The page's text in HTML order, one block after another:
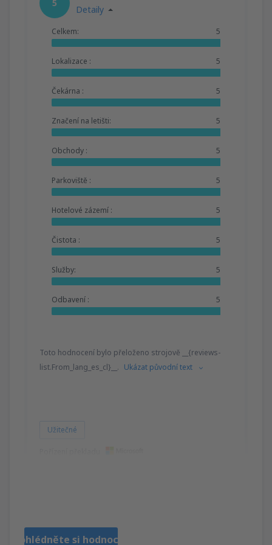
5
Detaily
Celkem: 5
Lokalizace : 5
Čekárna : 5
Značení na letišti: 5
Obchody : 5
Parkoviště : 5
Hotelové zázemí : 5
Čistota : 5
Služby: 5
Odbavení : 5
Toto hodnocení bylo přeloženo strojově __{reviews-
list.From_lang_es_cl}__. Ukázat původní text
Užitečné
Prohlédněte si hodnocení